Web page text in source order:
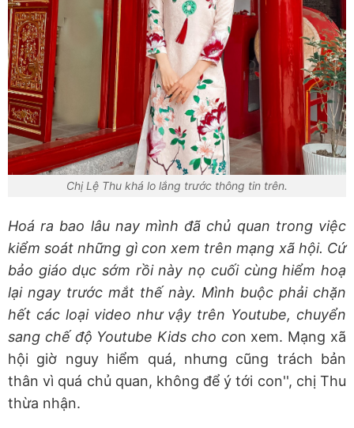
Chị Lệ Thu khá lo lắng trước thông tin trên.
Hoá ra bao lâu nay mình đã chủ quan trong việc
kiểm soát những gì con xem trên mạng xã hội. Cứ
bảo giáo dục sớm rồi này nọ cuối cùng hiểm hoạ
lại ngay trước mắt thế này. Mình buộc phải chặn
hết các loại video như vậy trên Youtube, chuyển
sang chế độ Youtube Kids cho con xem. Mạng xã
hội giờ nguy hiểm quá, nhưng cũng trách bản
thân vì quá chủ quan, không để ý tới con'', chị Thu
thừa nhận.